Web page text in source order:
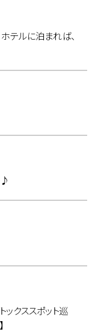
テルに泊まれば、
♪
ックススポット巡